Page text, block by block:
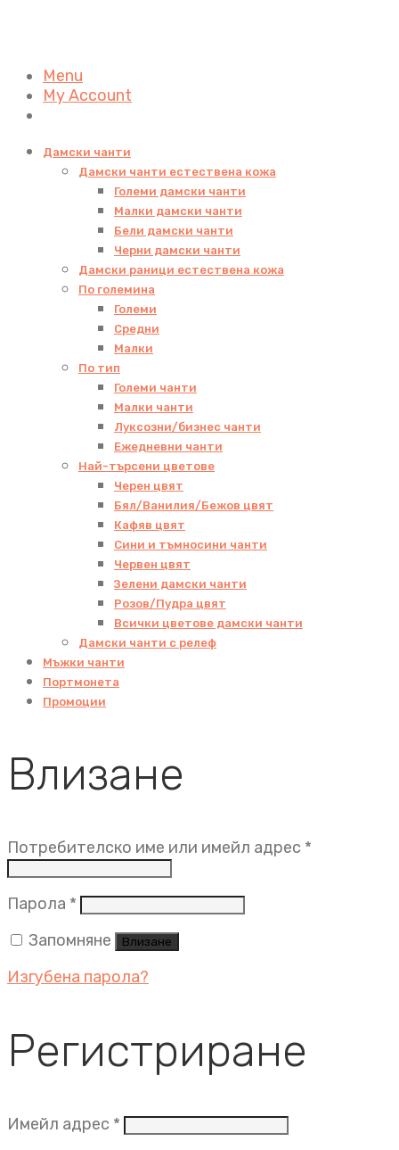
Menu
My Account
Дамски чанти
Дамски чанти естествена кожа
Големи дамски чанти
Малки дамски чанти
Бели дамски чанти
Черни дамски чанти
Дамски раници естествена кожа
По големина
Големи
Средни
Малки
По тип
Големи чанти
Малки чанти
Луксозни/бизнес чанти
Ежедневни чанти
Най-търсени цветове
Черен цвят
Бял/Ванилия/Бежов цвят
Кафяв цвят
Сини и тъмносини чанти
Червен цвят
Зелени дамски чанти
Розов/Пудра цвят
Всички цветове дамски чанти
Дамски чанти с релеф
Мъжки чанти
Портмонета
Промоции
Влизане
Потребителско име или имейл адрес *
Парола * Задължително
Запомняне
Влизане
Изгубена парола?
Регистриране
Имейл адрес * Задължително